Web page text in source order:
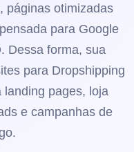
páginas otimizadas
para Google
Dessa forma, sua
para Dropshipping
pages, loja
e campanhas de